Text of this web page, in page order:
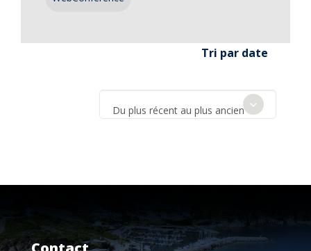
Tri par date
Du plus récent au plus ancien